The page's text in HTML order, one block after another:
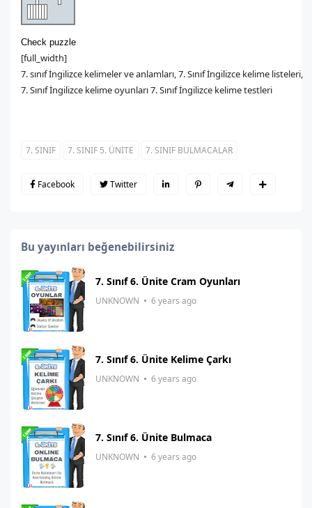
Check puzzle
[full_width]
7. sınıf İngilizce kelimeler ve anlamları, 7. Sınıf İngilizce kelime listeleri,
7. Sınıf İngilizce kelime oyunları 7. Sınıf İngilizce kelime testleri
7. SINIF 7. SINIF 5. ÜNİTE 7. SINIF BULMACALAR
Facebook Twitter
Bu yayınları beğenebilirsiniz
7. Sınıf 6. Ünite Cram Oyunları
UNKNOWN 6 years ago
7. Sınıf 6. Ünite Kelime Çarkı
UNKNOWN 6 years ago
7. Sınıf 6. Ünite Bulmaca
UNKNOWN 6 years ago